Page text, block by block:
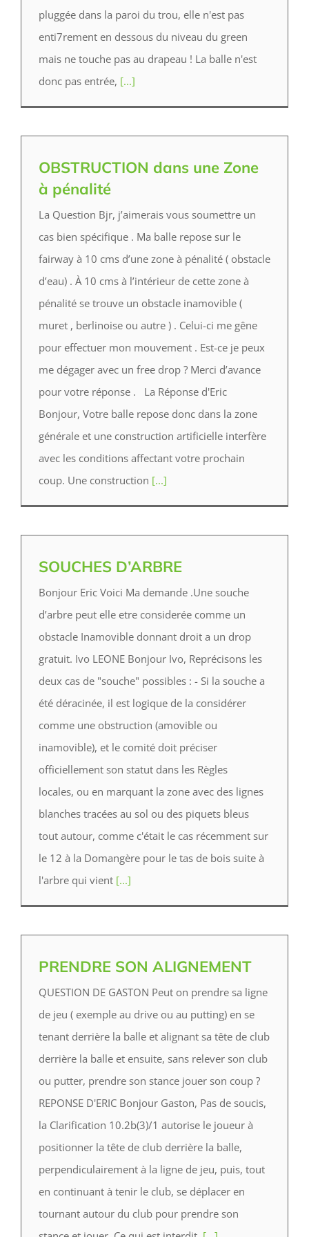
pluggée dans la paroi du trou, elle n'est pas
enti7rement en dessous du niveau du green
mais ne touche pas au drapeau ! La balle n'est
donc pas entrée, [...]
OBSTRUCTION dans une Zone
à pénalité
La Question Bjr, j’aimerais vous soumettre un
cas bien spécifique . Ma balle repose sur le
fairway à 10 cms d’une zone à pénalité ( obstacle
d’eau) . À 10 cms à l’intérieur de cette zone à
pénalité se trouve un obstacle inamovible (
muret , berlinoise ou autre ) . Celui-ci me gêne
pour effectuer mon mouvement . Est-ce je peux
me dégager avec un free drop ? Merci d’avance
pour votre réponse . La Réponse d'Eric
Bonjour, Votre balle repose donc dans la zone
générale et une construction artificielle interfère
avec les conditions affectant votre prochain
coup. Une construction [...]
SOUCHES D’ARBRE
Bonjour Eric Voici Ma demande .Une souche
d’arbre peut elle etre considerée comme un
obstacle Inamovible donnant droit a un drop
gratuit. Ivo LEONE B‌onjour Ivo, Reprécisons les
deux cas de "souche" possibles : - Si la souche a
été déracinée, il est logique de la considérer
comme une obstruction (amovible ou
inamovible), et le comité doit préciser
officiellement son statut dans les Règles
locales, ou en marquant la zone avec des lignes
blanches tracées au sol ou des piquets bleus
tout autour, comme c'était le cas récemment sur
le 12 à la Domangère pour le tas de bois suite à
l'arbre qui vient [...]
PRENDRE SON ALIGNEMENT
QUESTION DE GASTON Peut on prendre sa ligne
de jeu ( exemple au drive ou au putting) en se
tenant derrière la balle et alignant sa tête de club
derrière la balle et ensuite, sans relever son club
ou putter, prendre son stance jouer son coup ?
REPONSE D'ERIC Bonjour Gaston, Pas de soucis,
la Clarification 10.2b(3)/1 autorise le joueur à
positionner la tête de club derrière la balle,
perpendiculairement à la ligne de jeu, puis, tout
en continuant à tenir le club, se déplacer en
tournant autour du club pour prendre son